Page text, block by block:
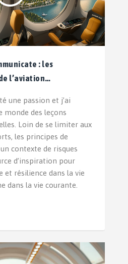
: les
l’aviation…
une passion et j’ai
monde des leçons
Loin de se limiter aux
les principes de
contexte de risques
d’inspiration pour
et résilience dans la vie
dans la vie courante.